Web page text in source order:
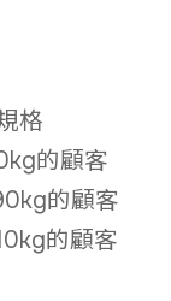
格
的顧客
的顧客
的顧客